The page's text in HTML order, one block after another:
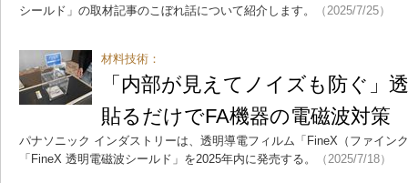
シールド」の取材記事のこぼれ話について紹介します。
（2025/7/25）
材料技術：
「内部が見えてノイズも防ぐ」
貼るだけでFA機器の電磁波対策
パナソニック インダストリーは、透明導電フィルム「FineX（ファイン
「FineX 透明電磁波シールド」を2025年内に発売する。
（2025/7/18）